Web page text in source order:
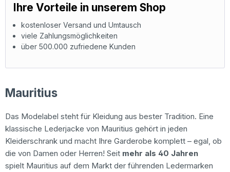
Ihre Vorteile in unserem Shop
kostenloser Versand und Umtausch
viele Zahlungsmöglichkeiten
über 500.000 zufriedene Kunden
Mauritius
Das Modelabel steht für Kleidung aus bester Tradition. Eine
klassische Lederjacke von Mauritius gehört in jeden
Kleiderschrank und macht Ihre Garderobe komplett – egal, ob
die von Damen oder Herren! Seit mehr als 40 Jahren
spielt Mauritius auf dem Markt der führenden Ledermarken